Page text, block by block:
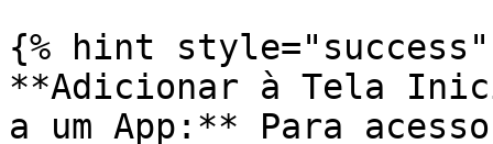
{% hint style="success"
**Adicionar à Tela
a um App:** Para